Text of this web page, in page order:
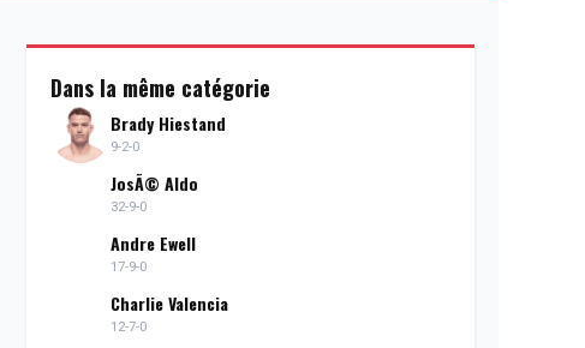
Dans la même catégorie
Brady Hiestand
9-2-0
JosÃ© Aldo
32-9-0
Andre Ewell
17-9-0
Charlie Valencia
12-7-0